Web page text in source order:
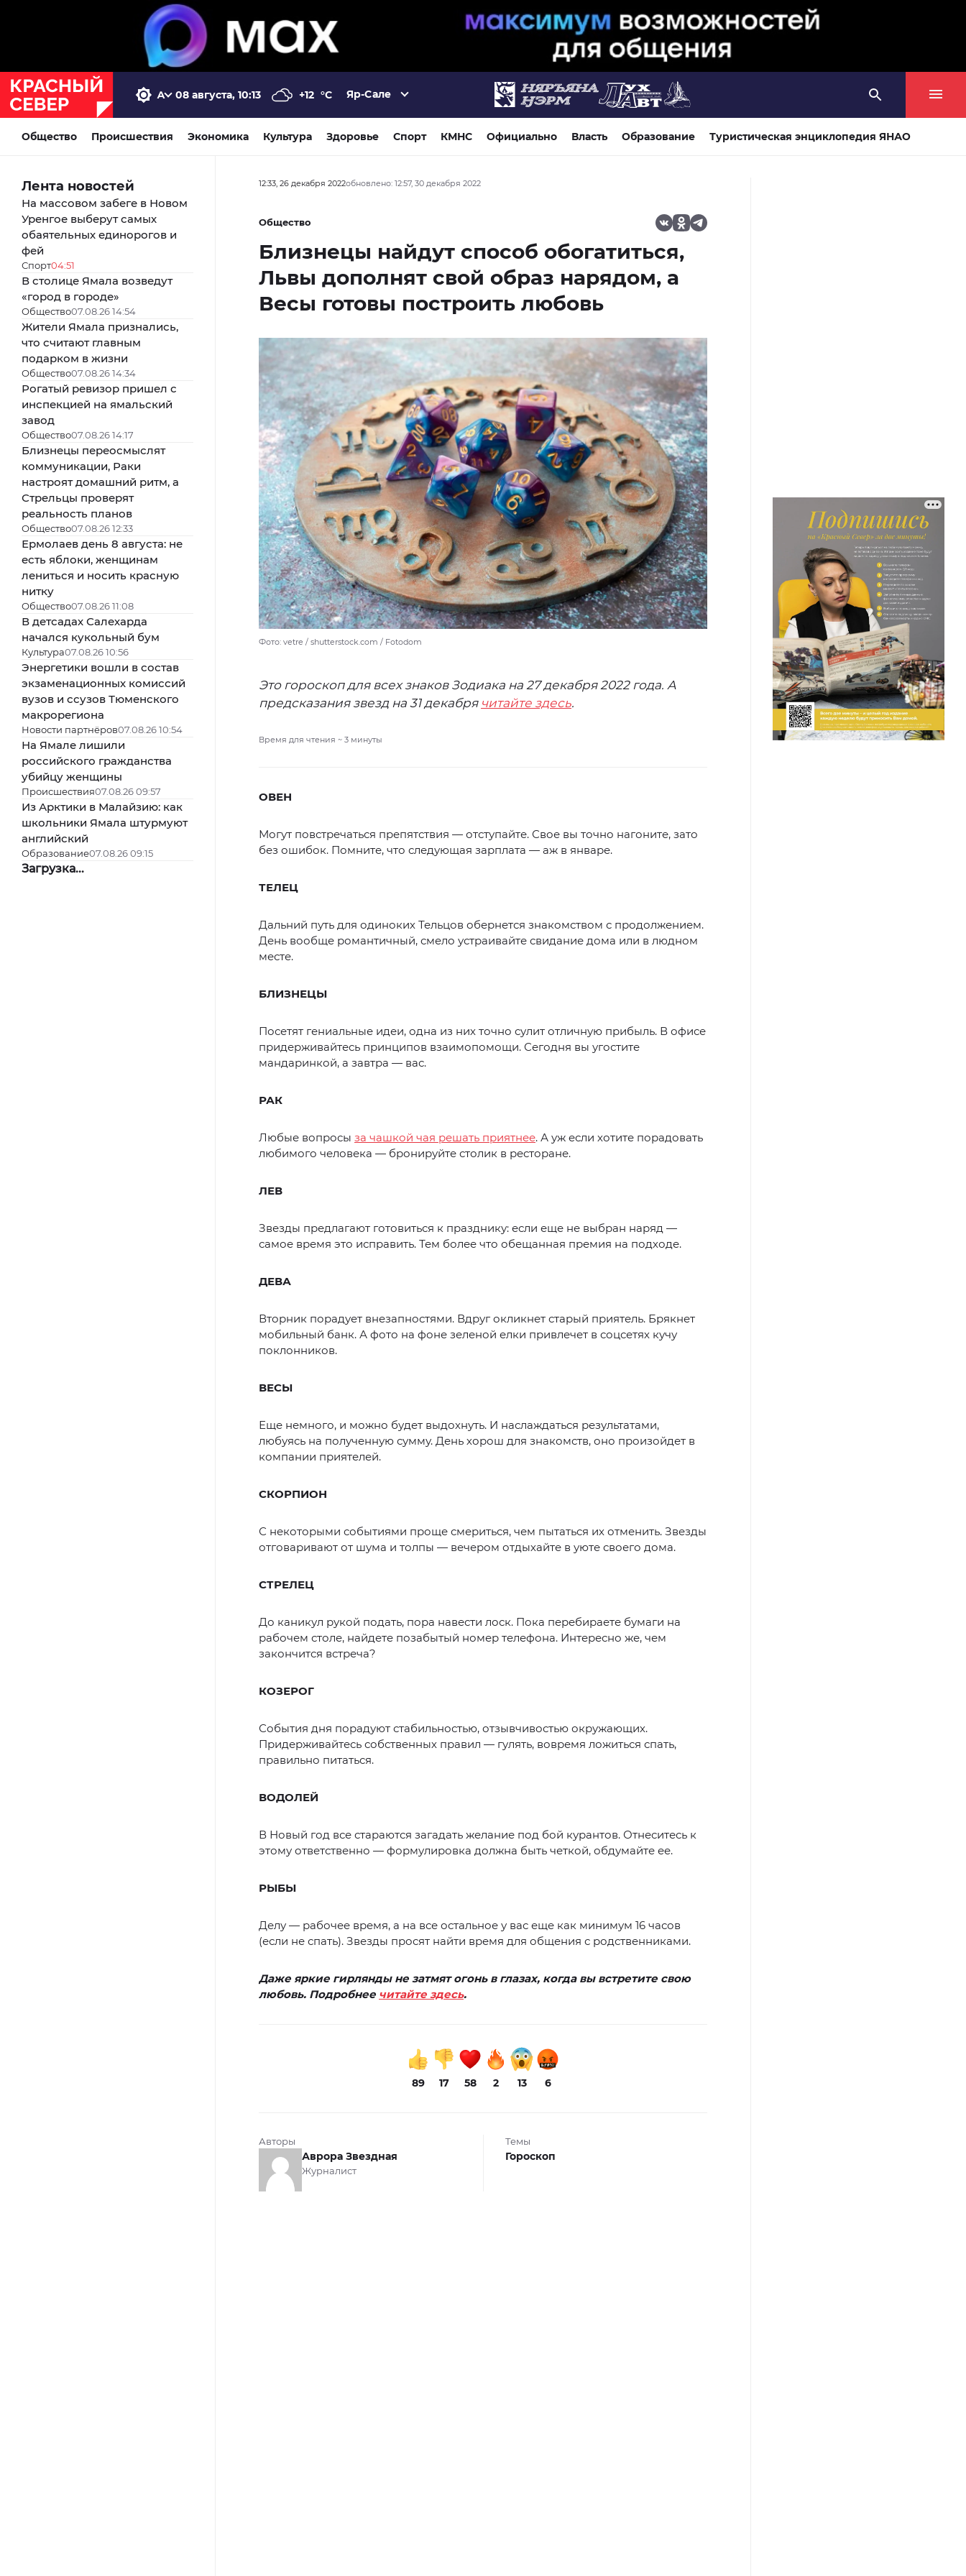
08 августа, 10:13 +12 °C Яр-Сале
Общество Происшествия Экономика Культура Здоровье Спорт КМНС Официально Власть Образование Туристическая энциклопедия ЯНАО
Лента новостей
На массовом забеге в Новом
Уренгое выберут самых
обаятельных единорогов и
фей
Спорт04:51
В столице Ямала возведут
«город в городе»
Общество07.08.26 14:54
Жители Ямала признались,
что считают главным
подарком в жизни
Общество07.08.26 14:34
Рогатый ревизор пришел с
инспекцией на ямальский
завод
Общество07.08.26 14:17
Близнецы переосмыслят
коммуникации, Раки
настроят домашний ритм, а
Стрельцы проверят
реальность планов
Общество07.08.26 12:33
Ермолаев день 8 августа: не
есть яблоки, женщинам
лениться и носить красную
нитку
Общество07.08.26 11:08
В детсадах Салехарда
начался кукольный бум
Культура07.08.26 10:56
Энергетики вошли в состав
экзаменационных комиссий
вузов и ссузов Тюменского
макрорегиона
Новости партнёров07.08.26 10:54
На Ямале лишили
российского гражданства
убийцу женщины
Происшествия07.08.26 09:57
Из Арктики в Малайзию: как
школьники Ямала штурмуют
английский
Образование07.08.26 09:15
Загрузка...
12:33, 26 декабря 2022обновлено: 12:57, 30 декабря 2022
Общество
Близнецы найдут способ обогатиться,
Львы дополнят свой образ нарядом, а
Весы готовы построить любовь
Фото: vetre / shutterstock.com / Fotodom
Это гороскоп для всех знаков Зодиака на 27 декабря 2022 года. А
предсказания звезд на 31 декабря читайте здесь.
Время для чтения ~ 3 минуты
ОВЕН
Могут повстречаться препятствия — отступайте. Свое вы точно нагоните, зато
без ошибок. Помните, что следующая зарплата — аж в январе.
ТЕЛЕЦ
Дальний путь для одиноких Тельцов обернется знакомством с продолжением.
День вообще романтичный, смело устраивайте свидание дома или в людном
месте.
БЛИЗНЕЦЫ
Посетят гениальные идеи, одна из них точно сулит отличную прибыль. В офисе
придерживайтесь принципов взаимопомощи. Сегодня вы угостите
мандаринкой, а завтра — вас.
РАК
Любые вопросы за чашкой чая решать приятнее. А уж если хотите порадовать
любимого человека — бронируйте столик в ресторане.
ЛЕВ
Звезды предлагают готовиться к празднику: если еще не выбран наряд —
самое время это исправить. Тем более что обещанная премия на подходе.
ДЕВА
Вторник порадует внезапностями. Вдруг окликнет старый приятель. Брякнет
мобильный банк. А фото на фоне зеленой елки привлечет в соцсетях кучу
поклонников.
ВЕСЫ
Еще немного, и можно будет выдохнуть. И наслаждаться результатами,
любуясь на полученную сумму. День хорош для знакомств, оно произойдет в
компании приятелей.
СКОРПИОН
С некоторыми событиями проще смериться, чем пытаться их отменить. Звезды
отговаривают от шума и толпы — вечером отдыхайте в уюте своего дома.
СТРЕЛЕЦ
До каникул рукой подать, пора навести лоск. Пока перебираете бумаги на
рабочем столе, найдете позабытый номер телефона. Интересно же, чем
закончится встреча?
КОЗЕРОГ
События дня порадуют стабильностью, отзывчивостью окружающих.
Придерживайтесь собственных правил — гулять, вовремя ложиться спать,
правильно питаться.
ВОДОЛЕЙ
В Новый год все стараются загадать желание под бой курантов. Отнеситесь к
этому ответственно — формулировка должна быть четкой, обдумайте ее.
РЫБЫ
Делу — рабочее время, а на все остальное у вас еще как минимум 16 часов
(если не спать). Звезды просят найти время для общения с родственниками.
Даже яркие гирлянды не затмят огонь в глазах, когда вы встретите свою
любовь. Подробнее читайте здесь.
89 17 58 2 13 6
Авторы
Аврора Звездная
Журналист
Темы
Гороскоп